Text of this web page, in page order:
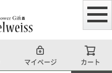
マイページ カート